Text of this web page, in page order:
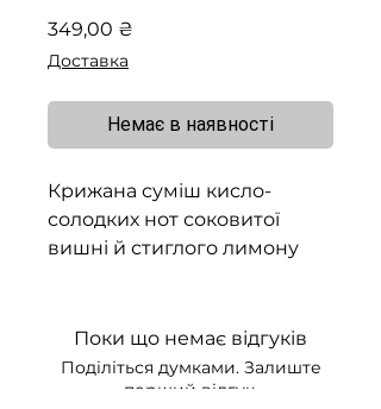
349,00 ₴
Доставка
Немає в наявності
Крижана суміш кисло-
солодких нот соковитої
вишні й стиглого лимону
Поки що немає відгуків
Поділіться думками. Залиште
перший відгук.